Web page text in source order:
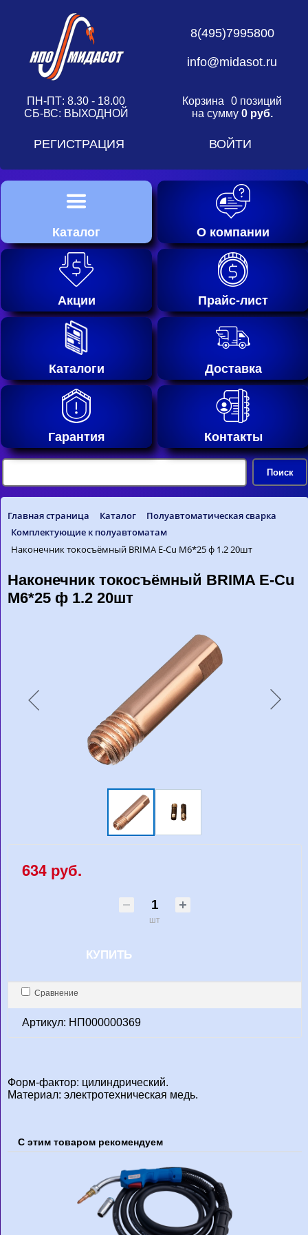
8(495)7995800
info@midasot.ru
ПН-ПТ: 8.30 - 18.00
СБ-ВС: ВЫХОДНОЙ
Корзина
0 позиций
на сумму 0 руб.
РЕГИСТРАЦИЯ ВОЙТИ
Каталог О компании
Акции Прайс-лист
Каталоги Доставка
Гарантия Контакты
Главная страница Каталог
Полуавтоматическая сварка
Комплектующие к полуавтоматам
Наконечник токосъёмный BRIMA E-Cu М6*25 ф 1.2 20шт
Наконечник токосъёмный BRIMA E-Cu
М6*25 ф 1.2 20шт
634 руб.
шт
КУПИТЬ
Сравнение
Артикул: НП000000369
Форм-фактор: цилиндрический.
Материал: электротехническая медь.
С этим товаром рекомендуем